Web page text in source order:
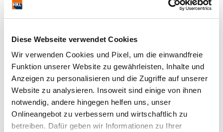
Diese Webseite verwendet Cookies
Wir verwenden Cookies und Pixel, um die einwandfreie
Funktion unserer Website zu gewährleisten, Inhalte und
Anzeigen zu personalisieren und die Zugriffe auf unserer
Website zu analysieren. Insoweit sind einige von ihnen
notwendig, andere hingegen helfen uns, unser
Onlineangebot zu verbessern und wirtschaftlich zu
betreiben. Dafür geben wir Informationen zu Ihrer
Hersteller: KRAMER Typ:
8115
Baujahr:
2019 Betriebsstunden: 2.180
Gewicht (kg):
5.700 Schaufelinhalt (m³):1,15
Referenz:
19030877 Standort: Falkenhagen
44.000,00 €